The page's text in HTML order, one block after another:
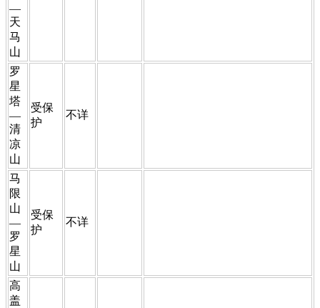
—
天
马
山
​罗
星
塔
—
清
凉
山
​受保
护
​不详
​马
限
山
—
罗
星
山
​受保
护
​不详
​高
盖